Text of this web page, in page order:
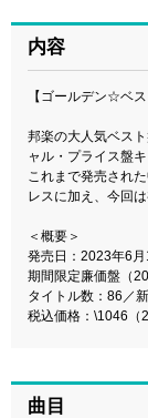
内容
【ゴールデン☆ベ
邦楽の大人気ベス
ャル・プライス盤
これまで発売され
レスに加え、今回
＜概要＞
発売日：2023年6月
期間限定廉価盤（
タイトル数：86／
税込価格：\1046（
曲目